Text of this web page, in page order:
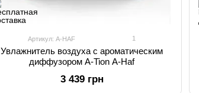
Артикул: A-HAF 1
Увлажнитель воздуха с ароматическим
диффузором A-Tion A-Haf
3 439 грн